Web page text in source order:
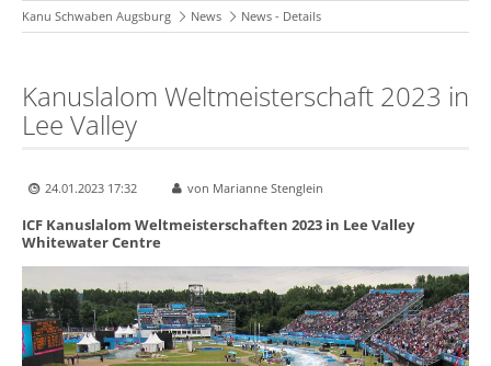
Kanu Schwaben Augsburg News News - Details
Kanuslalom Weltmeisterschaft 2023 in
Lee Valley
24.01.2023 17:32 von Marianne Stenglein
ICF Kanuslalom Weltmeisterschaften 2023 in Lee Valley
Whitewater Centre